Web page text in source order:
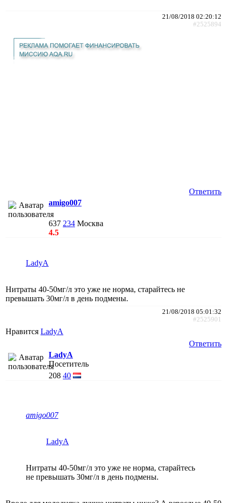
21/08/2018 02:20:12
#2525894
Ответить
amigo007
637 234 Москва
4.5
LadyA
Нитраты 40-50мг/л это уже не норма, старайтесь не
превышать 30мг/л в день подмены.
21/08/2018 05:01:32
#2525901
Нравится LadyA
Ответить
LadyA
Посетитель
208 40
amigo007
LadyA
Нитраты 40-50мг/л это уже не норма, старайтесь
не превышать 30мг/л в день подмены.